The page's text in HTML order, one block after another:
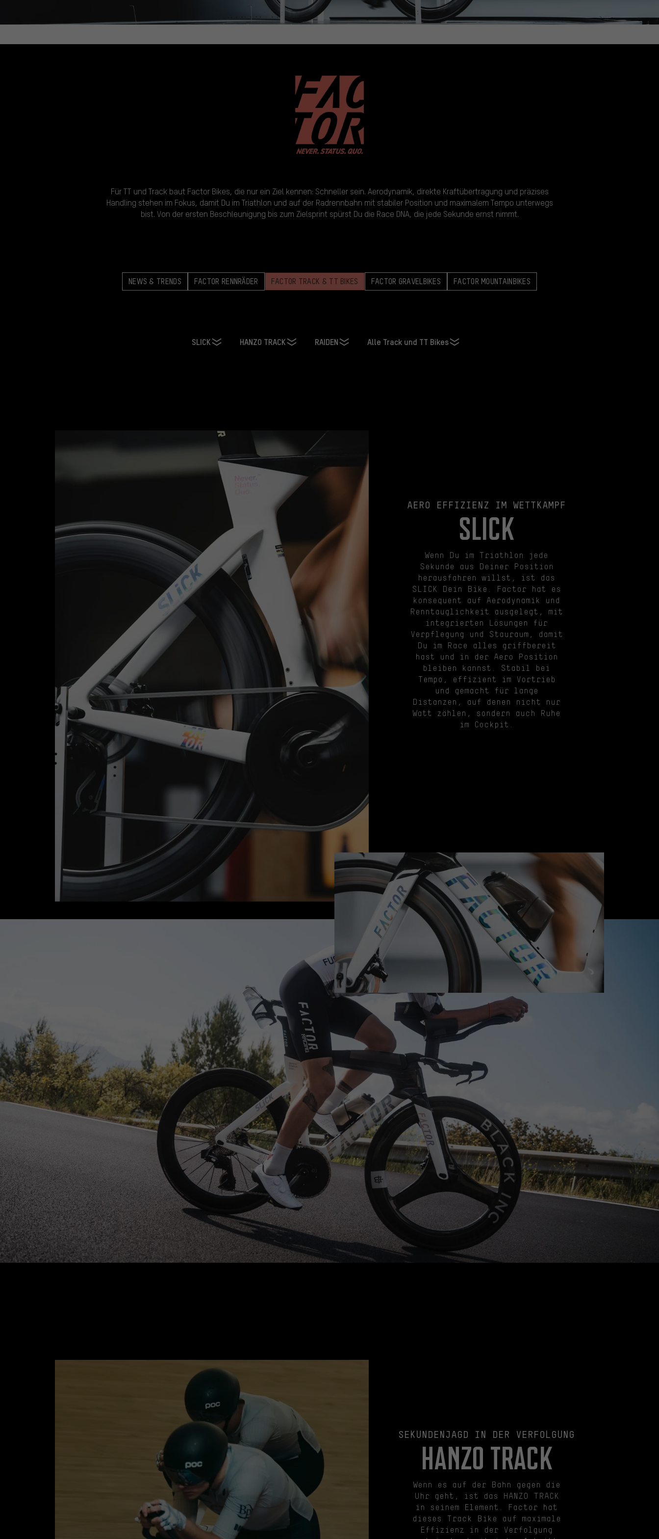
Für TT und Track baut Factor Bikes, die nur ein Ziel kennen: Schneller sein. Aerodynamik, direkte Kraftübertragung und präzises
Handling stehen im Fokus, damit Du im Triathlon und auf der Radrennbahn mit stabiler Position und maximalem Tempo unterwegs
bist. Von der ersten Beschleunigung bis zum Zielsprint spürst Du die Race DNA, die jede Sekunde ernst nimmt.
NEWS & TRENDS FACTOR RENNRÄDER FACTOR TRACK & TT BIKES FACTOR GRAVELBIKES FACTOR MOUNTAINBIKES
SLICK HANZO TRACK RAIDEN Alle Track und TT Bikes
AERO EFFIZIENZ IM WETTKAMPF
SLICK
Wenn Du im Triathlon jede
Sekunde aus Deiner Position
herausfahren willst, ist das
SLICK Dein Bike. Factor hat es
konsequent auf Aerodynamik und
Renntauglichkeit ausgelegt, mit
integrierten Lösungen für
Verpflegung und Stauraum, damit
Du im Race alles griffbereit
hast und in der Aero Position
bleiben kannst. Stabil bei
Tempo, effizient im Vortrieb
und gemacht für lange
Distanzen, auf denen nicht nur
Watt zählen, sondern auch Ruhe
im Cockpit.
SEKUNDENJAGD IN DER VERFOLGUNG
HANZO TRACK
Wenn es auf der Bahn gegen die
Uhr geht, ist das HANZO TRACK
in seinem Element. Factor hat
dieses Track Bike auf maximale
Effizienz in der Verfolgung